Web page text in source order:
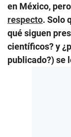
en México, pero
respecto. Solo
qué siguen
científicos? y
publicado?) se